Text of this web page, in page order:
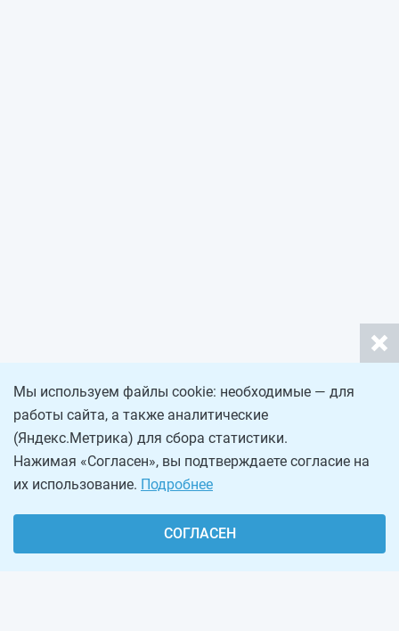
Мы используем файлы cookie: необходимые — для
работы сайта, а также аналитические
(Яндекс.Метрика) для сбора статистики.
Нажимая «Согласен», вы подтверждаете согласие на
их использование. Подробнее
СОГЛАСЕН